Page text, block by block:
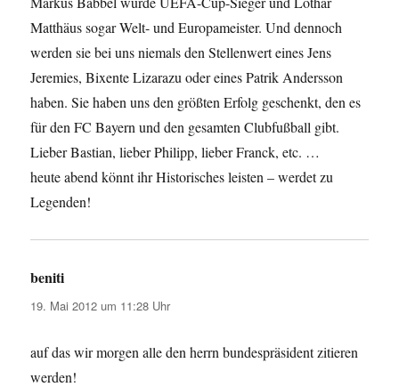
Matthäus sogar Welt- und Europameister. Und dennoch
werden sie bei uns niemals den Stellenwert eines Jens
Jeremies, Bixente Lizarazu oder eines Patrik Andersson
haben. Sie haben uns den größten Erfolg geschenkt, den es
für den FC Bayern und den gesamten Clubfußball gibt.
Lieber Bastian, lieber Philipp, lieber Franck, etc. …
heute abend könnt ihr Historisches leisten – werdet zu
Legenden!
beniti
19. Mai 2012 um 11:28 Uhr
auf das wir morgen alle den herrn bundespräsident zitieren
werden!